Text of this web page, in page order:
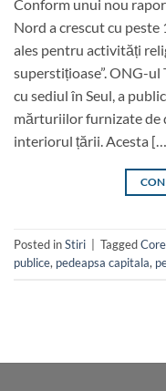
Conform unui nou
Nord a crescut cu
ales pentru activități
superstițioase”. ONG-
cu sediul în Seul, a
mărturiilor furnizate de
interiorul țării. Acesta
Posted inStiri Tagged
publice, pedeapsa capitala,